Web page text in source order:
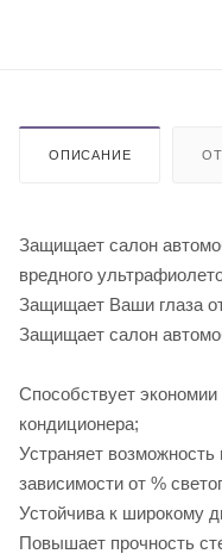
ОПИСАНИЕ
Защищает салон
вредного
Защищает Ваши глаза
Защищает салон
Способствует
кондиционера;
Устраняет
зависимости от %
Устойчива к широкому
Повышает прочность